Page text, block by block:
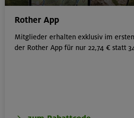
Rother App
Mitglieder erhalten exklusiv im
der Rother App für nur 22,74 € statt